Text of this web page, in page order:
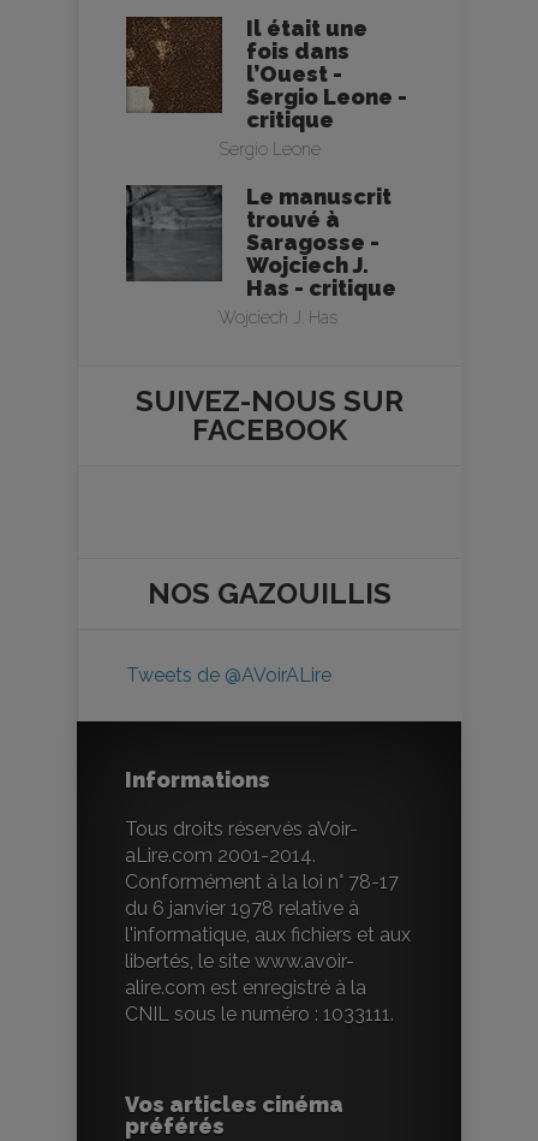
Il était une
fois dans
l’Ouest -
Sergio Leone -
critique
Sergio Leone
Le manuscrit
trouvé à
Saragosse -
Wojciech J.
Has - critique
Wojciech J. Has
SUIVEZ-NOUS SUR
FACEBOOK
NOS GAZOUILLIS
Tweets de @AVoirALire
Informations
Tous droits réservés aVoir-
aLire.com 2001-2014.
Conformément à la loi n° 78-17
du 6 janvier 1978 relative à
l'informatique, aux fichiers et aux
libertés, le site www.avoir-
alire.com est enregistré à la
CNIL sous le numéro : 1033111.
Vos articles cinéma
préférés